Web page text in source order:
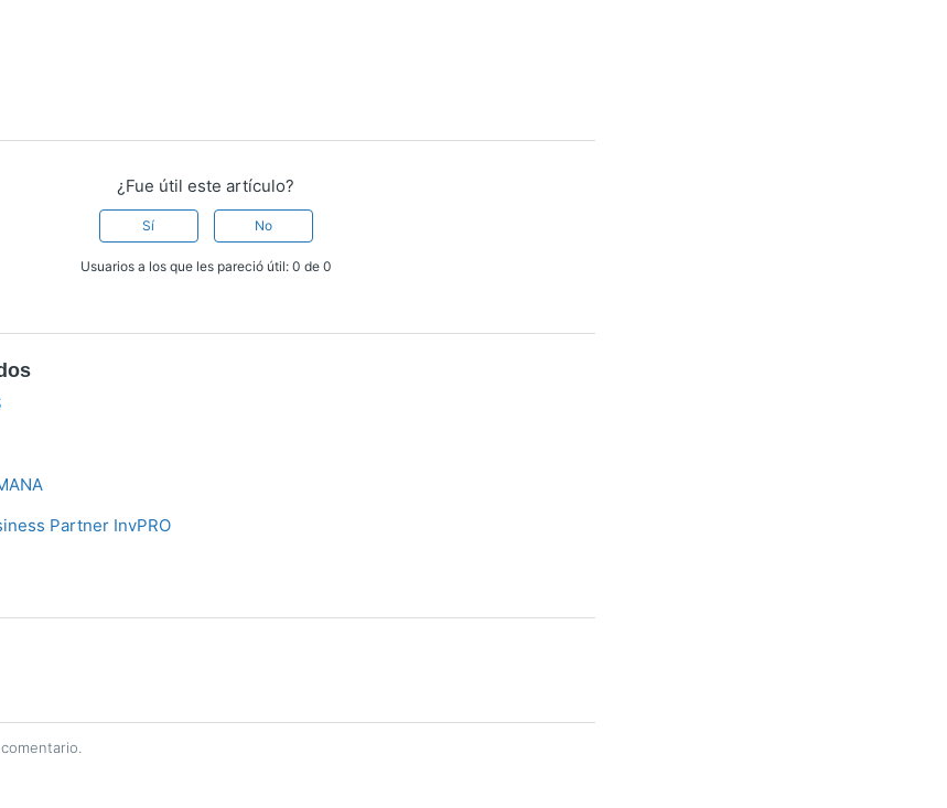
¿Fue útil este artículo?
Sí No
Usuarios a los que les pareció útil: 0 de 0
Partner InvPRO